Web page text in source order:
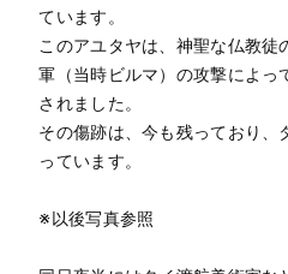
ています。
このアユタヤは、神聖な仏教徒
軍（当時ビルマ）の攻撃によっ
されました。
その傷跡は、今も残っており、
っています。
※以後写真参照